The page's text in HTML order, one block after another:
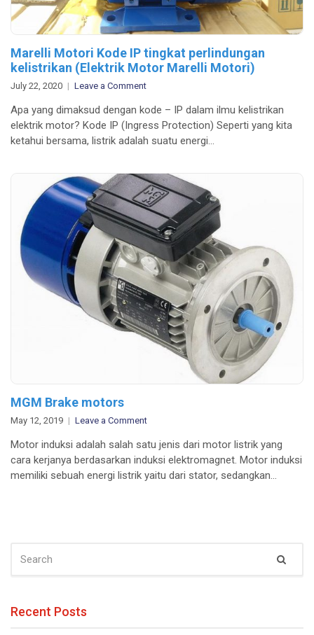
Marelli Motori Kode IP tingkat perlindungan
kelistrikan (Elektrik Motor Marelli Motori)
July 22, 2020 Leave a Commenton
Motori
Kode
IP
perlindungan
kelistrikan
(Elektrik
Motor
Marelli
Motori)
Apa yang dimaksud dengan kode – IP dalam ilmu kelistrikan
elektrik motor? Kode IP (Ingress Protection) Seperti yang kita
ketahui bersama, listrik adalah suatu energi…
MGM Brake motors
May 12, 2019 Leave a Commenton
Brake
motors
Motor induksi adalah salah satu jenis dari motor listrik yang
cara kerjanya berdasarkan induksi elektromagnet. Motor induksi
memiliki sebuah energi listrik yaitu dari stator, sedangkan…
FOR:
Recent Posts